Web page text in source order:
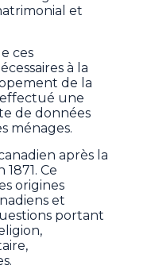
et
ces
à la
de la
une
de données
ménages.
après la
Ce
origines
et
portant